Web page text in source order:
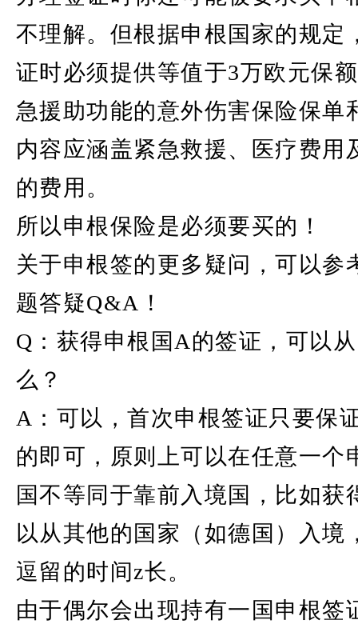
不理解。但根据申根国家的规定
证时必须提供等值于3万欧元保
急援助功能的意外伤害保险保单
内容应涵盖紧急救援、医疗费用
的费用。
所以申根保险是必须要买的！
关于申根签的更多疑问，可以参
题答疑Q&A！
Q：获得申根国A的签证，可以
么？
A：可以，首次申根签证只要保
的即可，原则上可以在任意一个
国不等同于靠前入境国，比如获
以从其他的国家（如德国）入境
逗留的时间z长。
由于偶尔会出现持有一国申根签